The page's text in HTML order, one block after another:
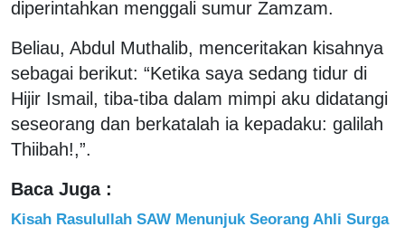
diperintahkan menggali sumur Zamzam.
Beliau, Abdul Muthalib, menceritakan kisahnya
sebagai berikut: “Ketika saya sedang tidur di
Hijir Ismail, tiba-tiba dalam mimpi aku didatangi
seseorang dan berkatalah ia kepadaku: galilah
Thiibah!,”.
Baca Juga :
Kisah Rasulullah SAW Menunjuk Seorang Ahli Surga